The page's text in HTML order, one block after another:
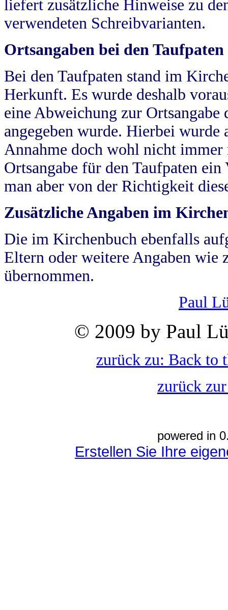
liefert zusätzliche Hinweise zu
verwendeten Schreibvarianten.
Ortsangaben bei den Taufpaten
Bei den Taufpaten stand im
Herkunft. Es wurde deshalb
eine Abweichung zur
angegeben wurde. Hierbei wurde
Annahme doch wohl nicht
Ortsangabe für den Taufpaten
man aber von der Richtigkeit
Zusätzliche Angaben im
Die im Kirchenbuch ebenfalls
Eltern oder weitere Angaben wie
übernommen.
Paul
© 2009 by Paul
zurück zu: Back to
zurück
powered in
Erstellen Sie Ihre